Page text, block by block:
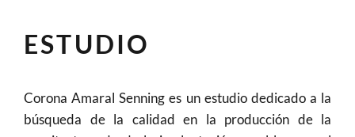
ESTUDIO
Corona Amaral Senning es un estudio dedicado a la
búsqueda de la calidad en la producción de la